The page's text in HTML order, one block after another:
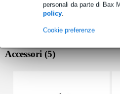
personali da parte di Bax
policy.
Cookie preferenze
Accessori (5)